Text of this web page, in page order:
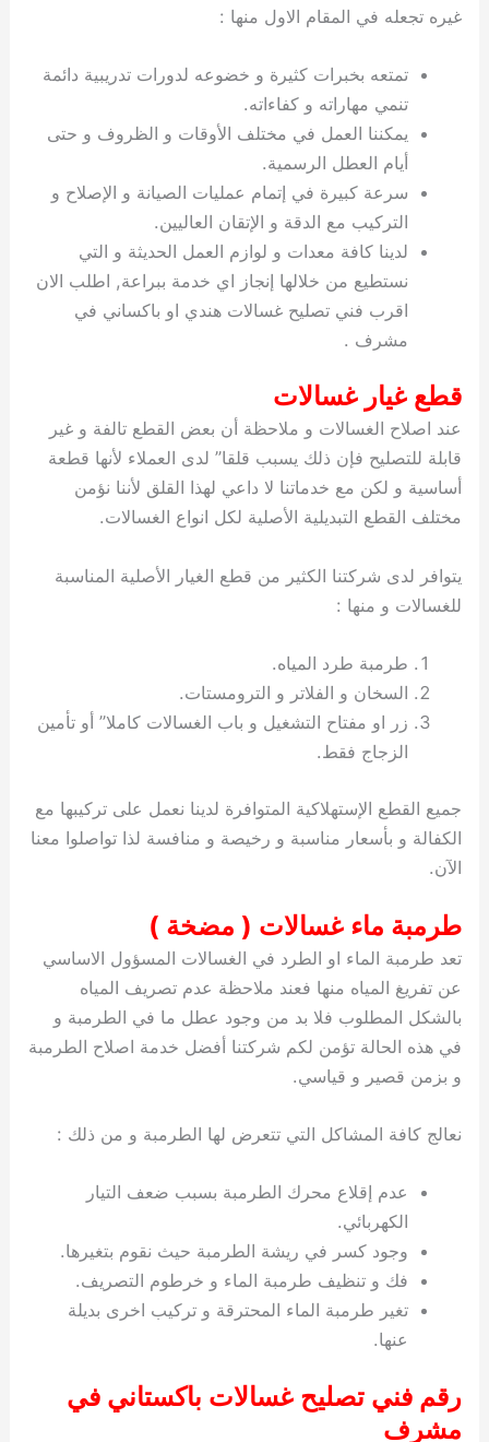
غيره تجعله في المقام الاول منها :
تمتعه بخبرات كثيرة و خضوعه لدورات تدريبية دائمة
تنمي مهاراته و كفاءاته.
يمكننا العمل في مختلف الأوقات و الظروف و حتى
أيام العطل الرسمية.
سرعة كبيرة في إتمام عمليات الصيانة و الإصلاح و
التركيب مع الدقة و الإتقان العاليين.
لدينا كافة معدات و لوازم العمل الحديثة و التي
نستطيع من خلالها إنجاز اي خدمة ببراعة, اطلب الان
اقرب فني تصليح غسالات هندي او باكساني في
مشرف .
قطع غيار غسالات
عند اصلاح الغسالات و ملاحظة أن بعض القطع تالفة و غير
قابلة للتصليح فإن ذلك يسبب قلقا” لدى العملاء لأنها قطعة
أساسية و لكن مع خدماتنا لا داعي لهذا القلق لأننا نؤمن
مختلف القطع التبديلية الأصلية لكل انواع الغسالات.
يتوافر لدى شركتنا الكثير من قطع الغيار الأصلية المناسبة
للغسالات و منها :
طرمبة طرد المياه.
السخان و الفلاتر و الترومستات.
زر او مفتاح التشغيل و باب الغسالات كاملا” أو تأمين
الزجاج فقط.
جميع القطع الإستهلاكية المتوافرة لدينا نعمل على تركيبها مع
الكفالة و بأسعار مناسبة و رخيصة و منافسة لذا تواصلوا معنا
الآن.
طرمبة ماء غسالات ( مضخة )
تعد طرمبة الماء او الطرد في الغسالات المسؤول الاساسي
عن تفريغ المياه منها فعند ملاحظة عدم تصريف المياه
بالشكل المطلوب فلا بد من وجود عطل ما في الطرمبة و
في هذه الحالة تؤمن لكم شركتنا أفضل خدمة اصلاح الطرمبة
و بزمن قصير و قياسي.
نعالج كافة المشاكل التي تتعرض لها الطرمبة و من ذلك :
عدم إقلاع محرك الطرمبة بسبب ضعف التيار
الكهربائي.
وجود كسر في ريشة الطرمبة حيث نقوم بتغيرها.
فك و تنظيف طرمبة الماء و خرطوم التصريف.
تغير طرمبة الماء المحترقة و تركيب اخرى بديلة
عنها.
رقم فني تصليح غسالات باكستاني في
مشرف